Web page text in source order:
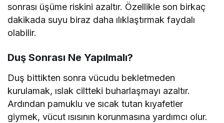
sonrası üşüme riskini azaltır. Özellikle son birkaç
dakikada suyu biraz daha ılıklaştırmak faydalı
olabilir.
Duş Sonrası Ne Yapılmalı?
Duş bittikten sonra vücudu bekletmeden
kurulamak, ıslak ciltteki buharlaşmayı azaltır.
Ardından pamuklu ve sıcak tutan kıyafetler
giymek, vücut ısısının korunmasına yardımcı olur.